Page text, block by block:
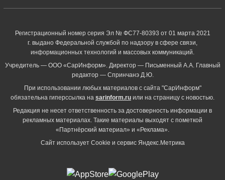
Регистрационный номер серия Эл № ФС77-80393 от 01 марта 2021
г. выдано Федеральной службой по надзору в сфере связи,
информационных технологий и массовых коммуникаций.
Учредитель — ООО «СарИнформ». Директор — Письменный А.А. Главный
редактор — Спринчанэ Д.Ю.
При использовании любых материалов с сайта "СарИнформ"
обязательна гиперссылка на sarinform.ru или на страницу с новостью.
Редакция не несет ответственность за достоверность информации в
рекламных материалах. Такие материалы выходят с пометкой
«Партнёрский материал» и «Реклама».
Сайт использует Cookie и сервиc Яндекс.Метрика